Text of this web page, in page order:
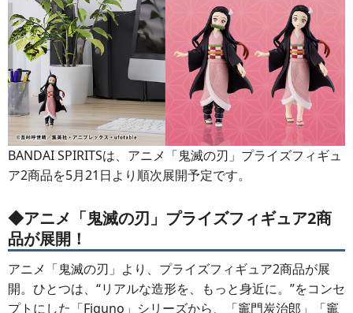
BANDAI SPIRITSは、アニメ「鬼滅の刃」プライズフィギュ
ア2商品を5月21日より順次展開予定です。
◆アニメ「鬼滅の刃」プライズフィギュア2商
品が展開！
アニメ「鬼滅の刃」より、プライズフィギュア2商品が展
開。ひとつは、“リアルな造形を、もっと身近に。”をコンセ
プトにした「Figuno」シリーズから、「竈門炭治郎」「竈